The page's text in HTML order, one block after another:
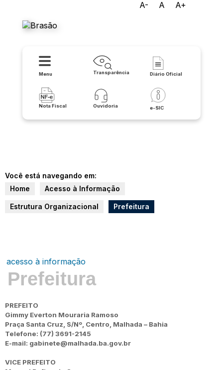
A- A A+
Menu Transparência Diário Oficial
Nota Fiscal Ouvidoria e-SIC
Você está navegando em:
Home
Acesso à Informação
Estrutura Organizacional Prefeitura
acesso à informação
Prefeitura
PREFEITO
Gimmy Everton Mouraria Ramoso
Praça Santa Cruz, S/Nº, Centro, Malhada – Bahia
Telefone: (77) 3691-2145
E-mail: gabinete@malhada.ba.gov.br
VICE PREFEITO